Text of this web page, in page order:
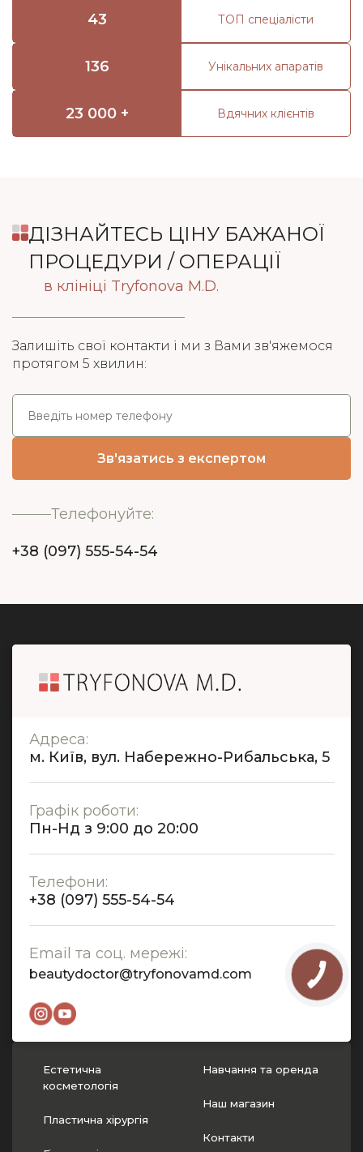
43 ТОП спеціалісти
136 Унікальних апаратів
23 000 + Вдячних клієнтів
ДІЗНАЙТЕСЬ ЦІНУ БАЖАНОЇ
ПРОЦЕДУРИ / ОПЕРАЦІЇ
в клініці Tryfonova M.D.
Залишіть свої контакти і ми з Вами зв'яжемося
протягом 5 хвилин:
Телефонуйте:
+38 (097) 555-54-54
Естетична
косметологія
Пластична хірургія
Навчання та оренда
Наш магазин
Контакти
Адреса:
м. Київ, вул. Набережно-Рибальська, 5
Графік роботи:
Пн-Нд з 9:00 до 20:00
Телефони:
+38 (097) 555-54-54
Email та соц. мережі:
beautydoctor@tryfonovamd.com